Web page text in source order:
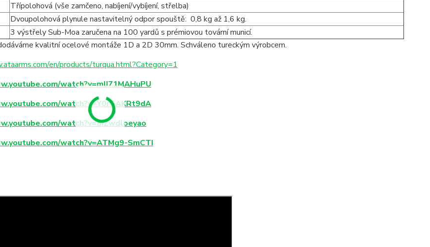
Třípolohová (vše zamčeno, nabíjení/vybíjení, střelba)
Dvoupolohová plynule nastavitelný odpor spouště: 0,8 kg až 1,6 kg.
3 výstřely Sub-Moa zaručena na 100 yardů s prémiovou tovární municí.
kvalitní ocelové montáže 1D a 2D 30mm. Schváleno tureckým výrobcem.
en/products/turqua.html?Category=1
watch?v=mIJ71MAHuPU
watch?v=Y0rGAKRt9dA
watch?v=8IZwdloeyao
watch?v=ATMg9-SmCTI